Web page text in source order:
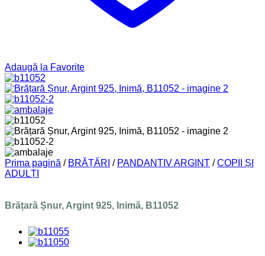
Adaugă la Favorite
Prima pagină / BRĂȚĂRI / PANDANTIV ARGINT / COPII ȘI
ADULȚI
Brățară Șnur, Argint 925, Inimă, B11052